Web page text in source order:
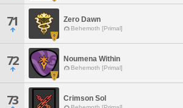
71 Zero Dawn
Behemoth [Primal]
72 Noumena Within
Behemoth [Primal]
73 Crimson Sol